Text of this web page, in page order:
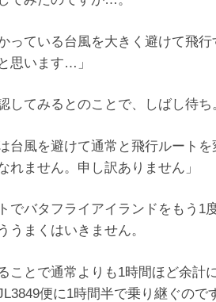
っている台風を大きく避けて飛
思います…」
してみるとのことで、しばし待ち
台風を避けて通常と飛行ルート
れません。申し訳ありません」
でバタフライアイランドをもう
うまくはいきません。
ことで通常よりも1時間ほど余計
便に1時間半で乗り継ぐので